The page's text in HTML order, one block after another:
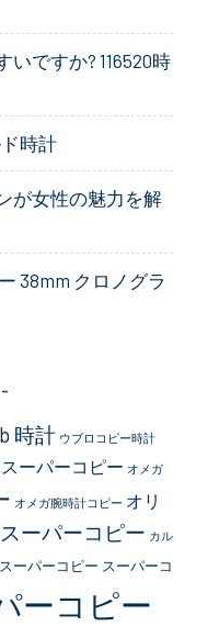
ですか? 116520時
時計
が女性の魅力を解
38mm クロノグラ
時計 ウブロコピー時計
ーパーコピー オメガ
オメガ腕時計コピー オリ
ーパーコピー カル
ーパーコピー スーパーコ
ーコピー